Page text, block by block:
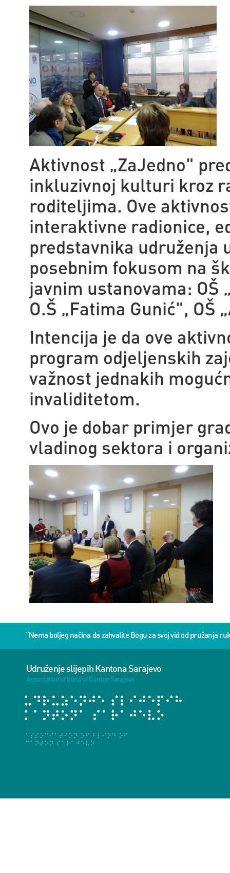
Aktivnost „ZaJedno"
inkluzivnoj kulturi kroz
roditeljima. Ove
interaktivne radionice,
predstavnika
posebnim fokusom na
javnim ustanovama: OŠ
O.Š „Fatima Gunić", OŠ
Intencija je da ove
program odjeljenskih
važnost jednakih
invaliditetom.
Ovo je dobar primjer
vladinog sektora i
“Nema boljeg načina da zahvalite Bogu za svoj vid od pružanja
Udruženje slijepih Kantona Sarajevo
Association of blind of Canton Sarajevo